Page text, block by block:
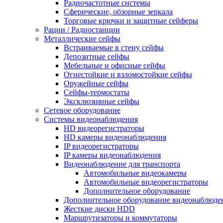
Радиочастотные системы
Сферические, обзорные зеркала
Торговые крючки и защитные сейферы
Рации / Радиостанции
Металлические сейфы
Встраиваемые в стену сейфы
Депозитные сейфы
Мебельные и офисные сейфы
Огнестойкие и взломостойкие сейфы
Оружейные сейфы
Сейфы-термостаты
Эксклюзивные сейфы
Сетевое оборудование
Системы видеонаблюдения
HD видеорегистраторы
HD камеры видеонаблюдения
IP видеорегистраторы
IP камеры видеонаблюдения
Видеонаблюдение для транспорта
Автомобильные видеокамеры
Автомобильные видеорегистраторы
Дополнительное оборудование
Дополнительное оборудование
Жесткие диски HDD
Маршрутизаторы и коммутаторы